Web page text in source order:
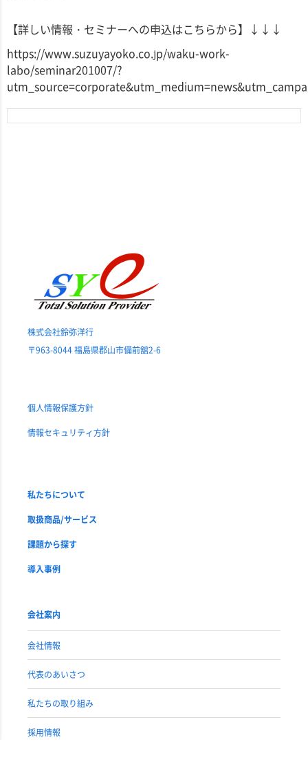
【詳しい情報・セミナーへの申込はこちらから】↓↓↓
https://www.suzuyayoko.co.jp/waku-work-
labo/seminar201007/?
株式会社鈴弥洋行
〒963-8044 福島県郡山市備前舘2-6
個人情報保護方針
情報セキュリティ方針
私たちについて
取扱商品/サービス
課題から探す
導入事例
会社案内
会社情報
代表のあいさつ
私たちの取り組み
採用情報